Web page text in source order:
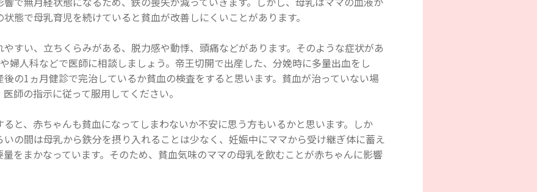
態で母乳育児を続けていると貧血が改善しにくいことがあります。
すい、立ちくらみがある、脱力感や動悸、頭痛などがあります。そのような症状があ
婦人科などで医師に相談しましょう。帝王切開で出産した、分娩時に多量出血をし
の1ヵ月健診で完治しているか貧血の検査をすると思います。貧血が治っていない場
師の指示に従って服用してください。
と、赤ちゃんも貧血になってしまわないか不安に思う方もいるかと思います。しか
いの間は母乳から鉄分を摂り入れることは少なく、妊娠中にママから受け継ぎ体に蓄え
をまかなっています。そのため、貧血気味のママの母乳を飲むことが赤ちゃんに影響